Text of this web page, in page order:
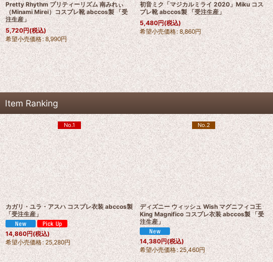
Pretty Rhythm プリティーリズム 南みれぃ
（Minami Mirei）コスプレ靴 abccos製 「受
注生産」
5,720円(税込)
希望小売価格: 8,990円
初音ミク「マジカルミライ 2020」Miku コス
プレ靴 abccos製 「受注生産」
5,480円(税込)
希望小売価格: 8,860円
Item Ranking
No.1
カガリ・ユラ・アスハ コスプレ衣装 abccos製
「受注生産」
14,860円(税込)
希望小売価格: 25,280円
No.2
ディズニー ウィッシュ Wish マグニフィコ王
King Magnifico コスプレ衣装 abccos製 「受
注生産」
14,380円(税込)
希望小売価格: 25,460円